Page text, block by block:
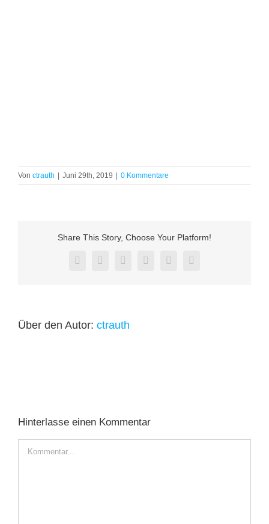
Von ctrauth Juni 29th, 2019 0 Kommentare
Share This Story, Choose Your Platform!
FacebookTwitterRedditLinkedInPinterestVk
Über den Autor: ctrauth
Hinterlasse einen Kommentar